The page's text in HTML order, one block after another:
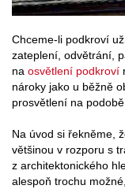
Chceme-li podkroví
zateplení, odvětrání,
na osvětlení podkroví
nároky jako u běžně
prosvětlení na
Na úvod si řekněme,
většinou v rozporu s
z architektonického
alespoň trochu